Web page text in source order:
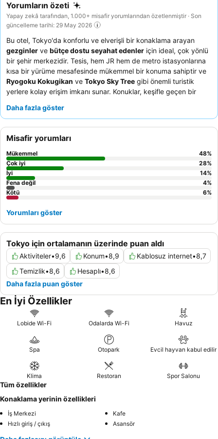
Yorumların özeti
Yapay zekâ tarafından, 1.000+ misafir yorumlarından özetlenmiştir · Son
güncelleme tarihi: 29 May 2026
Bu otel, Tokyo'da konforlu ve elverişli bir konaklama arayan
gezginler ve bütçe dostu seyahat edenler için ideal, çok yönlü
bir şehir merkezidir. Tesis, hem JR hem de metro istasyonlarına
kısa bir yürüme mesafesinde mükemmel bir konuma sahiptir ve
Ryogoku Kokugikan ve Tokyo Sky Tree gibi önemli turistik
yerlere kolay erişim imkanı sunar. Konuklar, keşifle geçen bir
rahatlayabilirler. Personel, güler yüzlü ve özenli hizmetleriyle
kahvaltı büfesini tamamlamaktadır. Daha sakin bir deneyim için
konukların bahçeye bakan bir oda talep etmeleri önerilir.
Daha fazla göster
Tokyo için ortalamanın üzerinde puan aldı
Aktiviteler•9,6 Konum•8,9 Kablosuz internet•8,7
Temizlik•8,6 Hesaplı•8,6
Daha fazla puan göster
Misafir yorumları
Mükemmel 48%
Çok iyi
28%
İyi
14%
Fena değil
4%
Kötü
6%
Yorumları göster
En İyi Özellikler
Lobide Wi-Fi Odalarda Wi-Fi Havuz
Spa Otopark Evcil hayvan kabul edilir
Klima Restoran Spor Salonu
Tüm özellikler
Konaklama yerinin özellikleri
İş Merkezi
Kafe
Hızlı giriş / çıkış
Asansör